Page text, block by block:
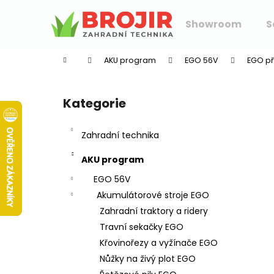
Showroom
AKU program EGO 56V EGO
Přeskočit
kategorie
Kategorie
Zahradní technika
AKU program
EGO 56V
Akumulátorové stroje EGO
Zahradní traktory a ridery
Travní sekačky EGO
Křovinořezy a vyžínače EGO
Nůžky na živý plot EGO
Zpět
Zpět